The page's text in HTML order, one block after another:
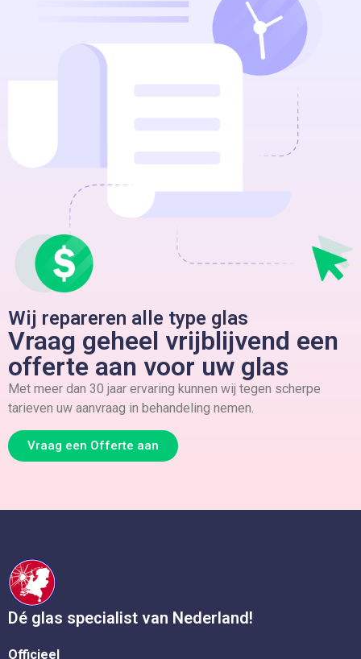
Wij repareren alle type glas
Vraag geheel vrijblijvend een
offerte aan voor uw glas
Met meer dan 30 jaar ervaring kunnen wij tegen scherpe
tarieven uw aanvraag in behandeling nemen.
Vraag een Offerte aan
Dé glas specialist van Nederland!
Officieel